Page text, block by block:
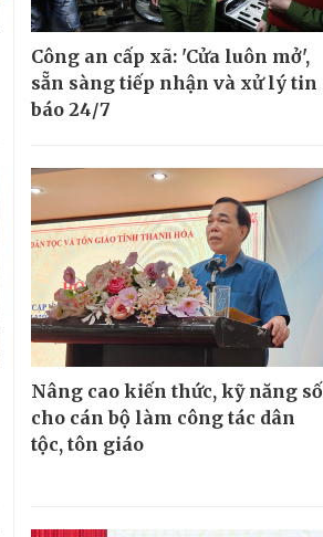
Công an cấp xã: 'Cửa luôn mở',
sẵn sàng tiếp nhận và xử lý tin
báo 24/7
Nâng cao kiến thức, kỹ năng số
cho cán bộ làm công tác dân
tộc, tôn giáo